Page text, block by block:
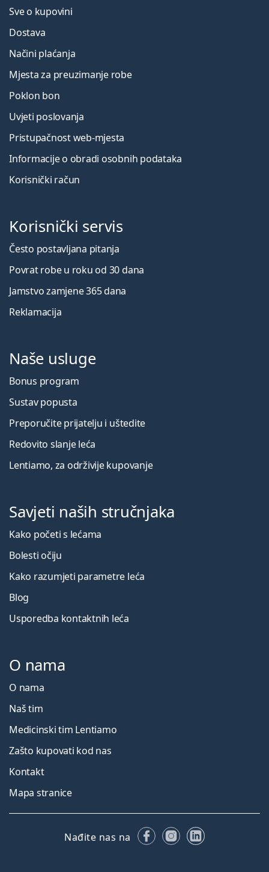
Sve o kupovini
Dostava
Načini plaćanja
Mjesta za preuzimanje robe
Poklon bon
Uvjeti poslovanja
Pristupačnost web-mjesta
Informacije o obradi osobnih podataka
Korisnički račun
Korisnički servis
Često postavljana pitanja
Povrat robe u roku od 30 dana
Jamstvo zamjene 365 dana
Reklamacija
Naše usluge
Bonus program
Sustav popusta
Preporučite prijatelju i uštedite
Redovito slanje leća
Lentiamo, za održivije kupovanje
Savjeti naših stručnjaka
Kako početi s lećama
Bolesti očiju
Kako razumjeti parametre leća
Blog
Usporedba kontaktnih leća
O nama
O nama
Naš tim
Medicinski tim Lentiamo
Zašto kupovati kod nas
Kontakt
Mapa stranice
Nađite nas na FacebookuInstagramu
LinkedIn